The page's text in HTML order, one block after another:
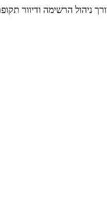
ניהול הרשימה ודיוור